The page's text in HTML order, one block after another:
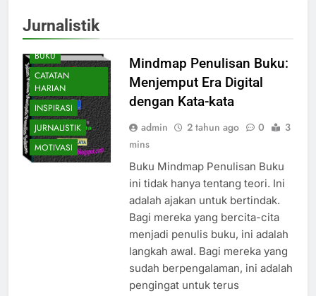
Jurnalistik
BELAJAR
MENULIS
BUKU
CATATAN
HARIAN
INSPIRASI
JURNALISTIK
MOTIVASI
Mindmap Penulisan Buku:
Menjemput Era Digital
dengan Kata-kata
admin 2 tahun ago 0
3
mins
Buku Mindmap Penulisan Buku
ini tidak hanya tentang teori. Ini
adalah ajakan untuk bertindak.
Bagi mereka yang bercita-cita
menjadi penulis buku, ini adalah
langkah awal. Bagi mereka yang
sudah berpengalaman, ini adalah
pengingat untuk terus